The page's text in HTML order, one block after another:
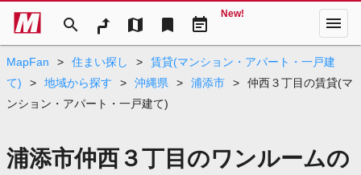
search map bookmark event_note
New! menu
MapFan > 住まい探し >
賃貸(マンション・アパート・一戸建
て)
> 地域から探す > 沖縄県 > 浦添市 >
仲西３丁目の賃貸(マ
ンション・アパート・一戸建て)
浦添市仲西３丁目のワンルームの